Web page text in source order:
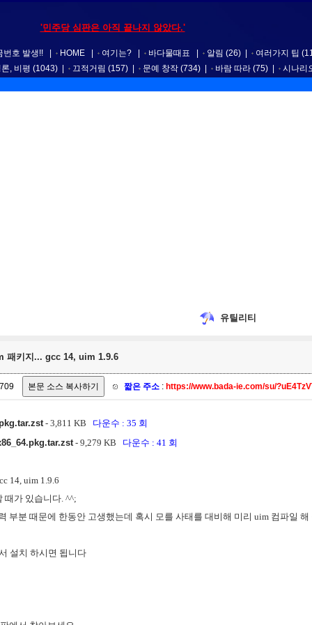
'민주당 심판은 아직 끝나지 않았다.'
번호 발생!! HOME 여기는? 바다물때표 알림 (26) 여러가지 팁
, 비평 (1043) 끄적거림 (157) 문예 창작 (734) 바람 따라 (75) 시나리
유틸리티
패키지... gcc 14, uim 1.9.6
짧은 주소 : https://www.bada-ie.com/su/
- 3,811 KB 다운수 : 35 회
- 9,279 KB 다운수 : 41 회
14, uim 1.9.6
때가 있습니다. ^^;
부분 때문에 한동안 고생했는데 혹시 모를 사태를 대비해 미리 uim 컴파일 해
설치 하시면 됩니다